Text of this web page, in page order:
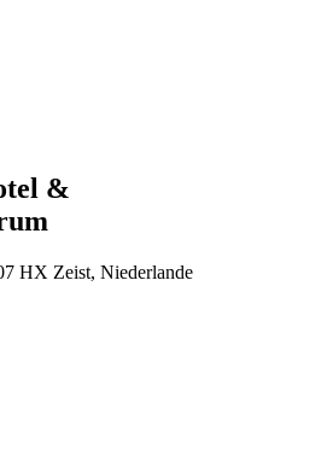
&
HX Zeist, Niederlande